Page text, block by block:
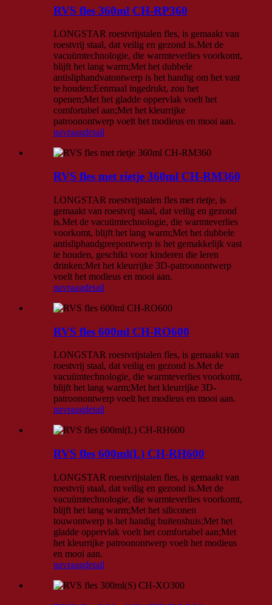
RVS fles 360ml CH-RP360
LONGSTAR roestvrijstalen fles, is gemaakt van
roestvrij staal, dat veilig en gezond is.Met de
vacuümtechnologie, die warmteverlies voorkomt,
blijft het lang warm;Met het dubbele
antisliphandvatontwerp is het handig om het vast
te houden;Eenmaal ingedrukt, zou het
openen;Met het gladde oppervlak voelt het
comfortabel aan;Met het kleurrijke
patroonontwerp voelt het modieus en mooi aan.
navraagdetail
RVS fles met rietje 360ml CH-RM360
LONGSTAR roestvrijstalen fles met rietje, is
gemaakt van roestvrij staal, dat veilig en gezond
is.Met de vacuümtechnologie, die warmteverlies
voorkomt, blijft het lang warm;Met het dubbele
antisliphandgreepontwerp is het gemakkelijk vast
te houden, geschikt voor kinderen die leren
drinken;Met het kleurrijke 3D-patroonontwerp
voelt het modieus en mooi aan.
navraagdetail
RVS fles 600ml CH-RO600
LONGSTAR roestvrijstalen fles, is gemaakt van
roestvrij staal, dat veilig en gezond is.Met de
vacuümtechnologie, die warmteverlies voorkomt,
blijft het lang warm;Met het kleurrijke 3D-
patroonontwerp voelt het modieus en mooi aan.
navraagdetail
RVS fles 600ml(L) CH-RH600
LONGSTAR roestvrijstalen fles, is gemaakt van
roestvrij staal, dat veilig en gezond is.Met de
vacuümtechnologie, die warmteverlies voorkomt,
blijft het lang warm;Met het siliconen
touwontwerp is het handig buitenshuis;Met het
gladde oppervlak voelt het comfortabel aan;Met
het kleurrijke patroonontwerp voelt het modieus
en mooi aan.
navraagdetail